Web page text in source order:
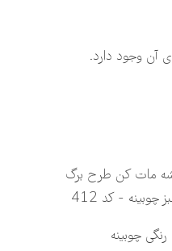
آن وجود دارد.
چوبینه